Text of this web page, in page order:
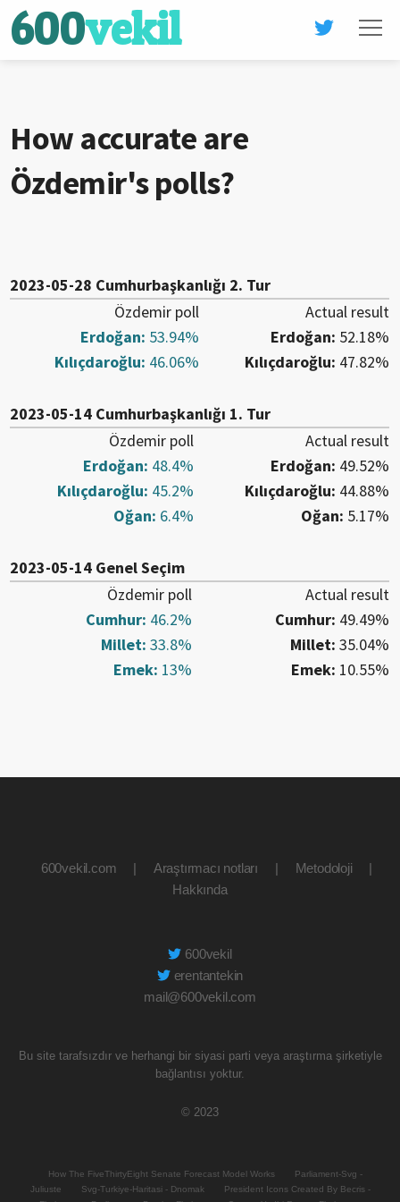
600vekil
How accurate are
Özdemir's polls?
2023-05-28 Cumhurbaşkanlığı 2. Tur
Özdemir poll
Erdoğan: 53.94%
Kılıçdaroğlu: 46.06%
Actual result
Erdoğan: 52.18%
Kılıçdaroğlu: 47.82%
2023-05-14 Cumhurbaşkanlığı 1. Tur
Özdemir poll
Erdoğan: 48.4%
Kılıçdaroğlu: 45.2%
Oğan: 6.4%
Actual result
Erdoğan: 49.52%
Kılıçdaroğlu: 44.88%
Oğan: 5.17%
2023-05-14 Genel Seçim
Özdemir poll
Cumhur: 46.2%
Millet: 33.8%
Emek: 13%
Actual result
Cumhur: 49.49%
Millet: 35.04%
Emek: 10.55%
600vekil.com | Araştırmacı notları | Metodoloji
|
Hakkında
600vekil
erentantekin
mail@600vekil.com
Bu site tarafsızdır ve herhangi bir siyasi parti veya araştırma şirketiyle
bağlantısı yoktur.
© 2023
How The FiveThirtyEight Senate Forecast Model Works
Parliament-Svg -
Juliuste
Svg-Turkiye-Haritasi - Dnomak
President Icons Created By Becris -